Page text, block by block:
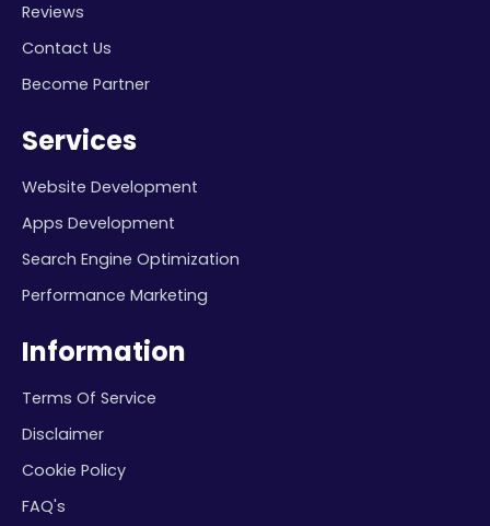
Reviews
Contact Us
Become Partner
Services
Website Development
Apps Development
Search Engine Optimization
Performance Marketing
Information
Terms Of Service
Disclaimer
Cookie Policy
FAQ's